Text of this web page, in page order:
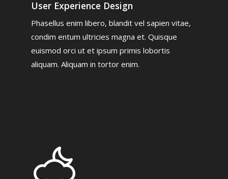
User Experience Design
Phasellus enim libero, blandit vel sapien vitae,
condim entum ultricies magna et. Quisque
euismod orci ut et ipsum primis lobortis
aliquam. Aliquam in tortor enim.
Αρχική
To Ινστιτούτο
Εκπαίδευση